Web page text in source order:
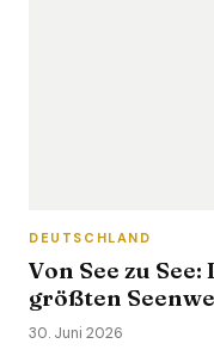
DEUTSCHLAND
Von See zu
größten
30. Juni 2026